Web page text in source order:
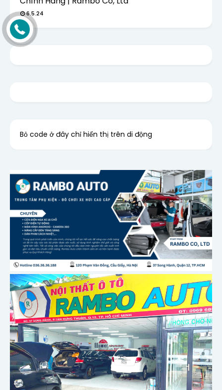
6.5.24
Bỏ code ở đây chỉ hiển thị trên di động